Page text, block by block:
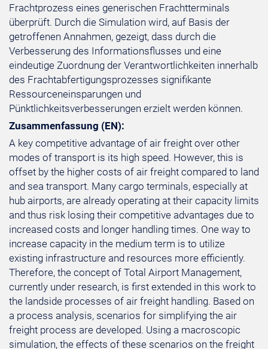
Frachtprozess eines generischen Frachtterminals
überprüft. Durch die Simulation wird, auf Basis der
getroffenen Annahmen, gezeigt, dass durch die
Verbesserung des Informationsflusses und eine
eindeutige Zuordnung der Verantwortlichkeiten innerhalb
des Frachtabfertigungsprozesses signifikante
Ressourceneinsparungen und
Pünktlichkeitsverbesserungen erzielt werden können.
Zusammenfassung (EN):
A key competitive advantage of air freight over other
modes of transport is its high speed. However, this is
offset by the higher costs of air freight compared to land
and sea transport. Many cargo terminals, especially at
hub airports, are already operating at their capacity limits
and thus risk losing their competitive advantages due to
increased costs and longer handling times. One way to
increase capacity in the medium term is to utilize
existing infrastructure and resources more efficiently.
Therefore, the concept of Total Airport Management,
currently under research, is first extended in this work to
the landside processes of air freight handling. Based on
a process analysis, scenarios for simplifying the air
freight process are developed. Using a macroscopic
simulation, the effects of these scenarios on the freight